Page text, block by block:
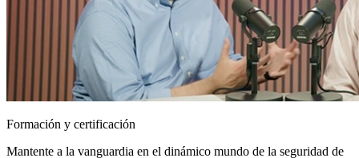
Formación y certificación
Mantente a la vanguardia en el dinámico mundo de la seguridad de